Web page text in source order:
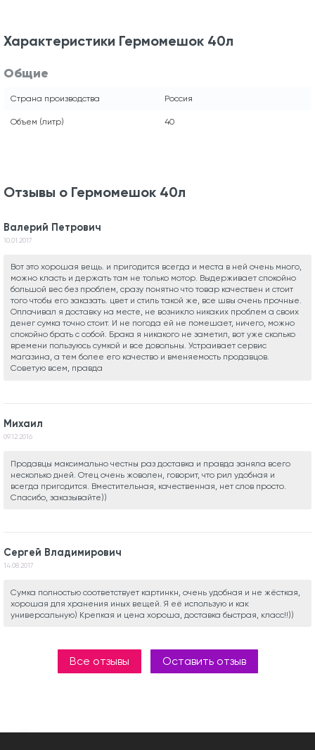
Характеристики Гермомешок 40л
Общие
Страна производства Россия
Объем (литр) 40
Отзывы о Гермомешок 40л
Валерий Петрович
10.01.2017
Вот это хорошая вещь. и пригодится всегда и места в ней очень много,
можно класть и держать там не только мотор. Выдерживает спокойно
большой вес без проблем, сразу понятно что товар качествен и стоит
того чтобы его заказать. цвет и стиль такой же, все швы очень прочные.
Оплачивал я доставку на месте, не возникло никаких проблем а своих
денег сумка точно стоит. И не погода ей не помешает, ничего, можно
спокойно брать с собой. Брака я никакого не заметил, вот уже сколько
времени пользуюсь сумкой и все довольны. Устраивает сервис
магазина, а тем более его качество и вменяемость продавцов.
Советую всем, правда
Михаил
09.12.2016
Продавцы максимально честны раз доставка и правда заняла всего
несколько дней. Отец очень жоволен, говорит, что рил удобная и
всегда пригодится. Вместительная, качественная, нет слов просто.
Спасибо, заказывайте))
Сергей Владимирович
14.08.2017
Сумка полностью соответствует картинкн, очень удобная и не жёсткая,
хорошая для хранения иных вещей. Я её использую и как
универсальную) Крепкая и цена хороша, доставка быстрая, класс!!))
Все отзывы Оставить отзыв